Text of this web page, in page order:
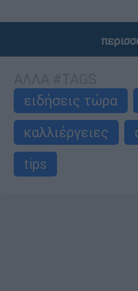
ειδήσεις τώρα
καλλιέργειες
tips